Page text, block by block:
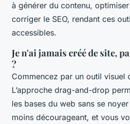
à générer du contenu,
corriger le SEO, rendant ces
accessibles.
Je n'ai jamais créé de site,
?
Commencez par un outil visuel
L’approche drag-and-drop
les bases du web sans se
moins décourageant, et vous